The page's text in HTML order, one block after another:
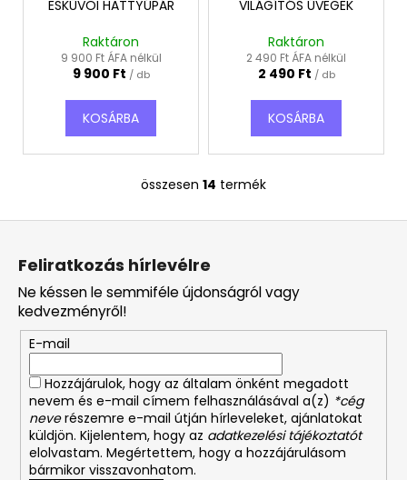
ESKÜVŐI HATTYÚPÁR
Raktáron
9 900 Ft ÁFA nélkül
9 900 Ft / db
KOSÁRBA
VILÁGÍTÓS ÜVEGEK
Raktáron
2 490 Ft ÁFA nélkül
2 490 Ft / db
KOSÁRBA
L
i
a
i
á
n
y
í
t
á
s
összesen 14 termék
L
Feliratkozás hírlevélre
Ne késsen le semmiféle újdonságról vagy
kedvezményről!
E-mail
Hozzájárulok, hogy az általam önként megadott
nevem és e-mail címem felhasználásával a(z) *cég
neverészemre e-mail útján hírleveleket, ajánlatokat
küldjön. Kijelentem, hogy az adatkezelési tájékoztatót
elolvastam. Megértettem, hogy a hozzájárulásom
bármikor visszavonhatom.